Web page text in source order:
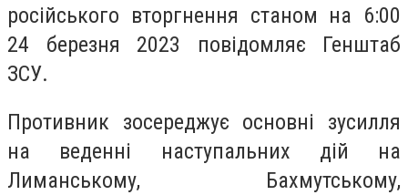
російського вторгнення станом на 6:00
24 березня 2023 повідомляє Генштаб
ЗСУ.
Противник зосереджує основні зусилля
на веденні наступальних дій на
Лиманському, Бахмутському,